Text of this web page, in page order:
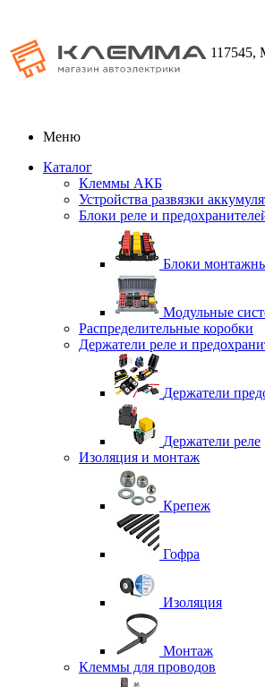
117545,
Меню
Каталог
Клеммы АКБ
Устройства развязки
Блоки реле и
Блоки
Модульные
Распределительные коробки
Держатели реле и
Держатели
Держатели реле
Изоляция и монтаж
Крепеж
Гофра
Изоляция
Монтаж
Клеммы для проводов